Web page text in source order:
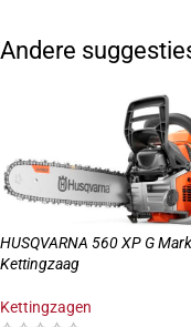
Andere
HUSQVARNA 560 XP G
Kettingzaag
Kettingzagen